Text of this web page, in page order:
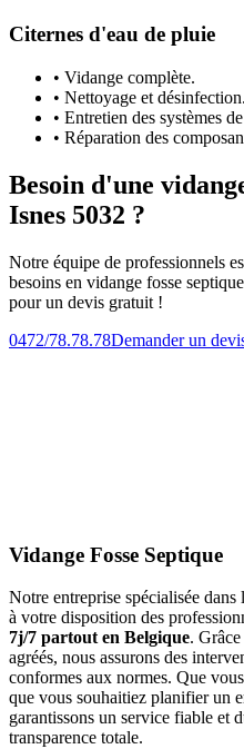
Citernes d'eau de pluie
• Vidange complète.
• Nettoyage et désinfection.
• Entretien des systèmes
• Réparation des
Besoin d'une
Isnes 5032 ?
Notre équipe de professionnels
besoins en vidange fosse
pour un devis gratuit !
0472/78.78.78Demander un
Vidange Fosse Septique
Notre entreprise spécialisée dans
à votre disposition des
7j/7 partout en Belgique.
agréés, nous assurons des
conformes aux normes. Que
que vous souhaitiez planifier un
garantissons un service fiable et
transparence totale.